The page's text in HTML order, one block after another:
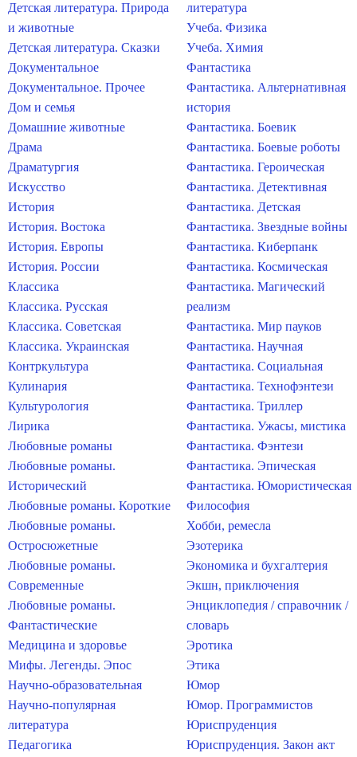
Детская литература. Природа
и животные
Детская литература. Сказки
Документальное
Документальное. Прочее
Дом и семья
Домашние животные
Драма
Драматургия
Искусство
История
История. Востока
История. Европы
История. России
Классика
Классика. Русская
Классика. Советская
Классика. Украинская
Контркультура
Кулинария
Культурология
Лирика
Любовные романы
Любовные романы.
Исторический
Любовные романы. Короткие
Любовные романы.
Остросюжетные
Любовные романы.
Современные
Любовные романы.
Фантастические
Медицина и здоровье
Мифы. Легенды. Эпос
Научно-образовательная
Научно-популярная
литература
Педагогика
литература
Учеба. Физика
Учеба. Химия
Фантастика
Фантастика. Альтернативная
история
Фантастика. Боевик
Фантастика. Боевые роботы
Фантастика. Героическая
Фантастика. Детективная
Фантастика. Детская
Фантастика. Звездные войны
Фантастика. Киберпанк
Фантастика. Космическая
Фантастика. Магический
реализм
Фантастика. Мир пауков
Фантастика. Научная
Фантастика. Социальная
Фантастика. Технофэнтези
Фантастика. Триллер
Фантастика. Ужасы, мистика
Фантастика. Фэнтези
Фантастика. Эпическая
Фантастика. Юмористическая
Философия
Хобби, ремесла
Эзотерика
Экономика и бухгалтерия
Экшн, приключения
Энциклопедия / справочник /
словарь
Эротика
Этика
Юмор
Юмор. Программистов
Юриспруденция
Юриспруденция. Закон акт